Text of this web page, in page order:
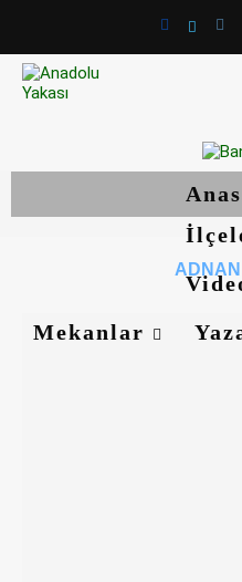
Mekanlar